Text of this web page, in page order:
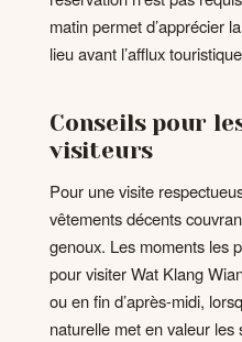
matin permet d’apprécier
lieu avant l’afflux
Conseils pour
visiteurs
Pour une visite
vêtements décents
genoux. Les moments les
pour visiter Wat Klang
ou en fin d’après-midi,
naturelle met en valeur les